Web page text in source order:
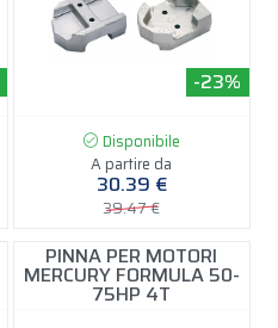
-23%
Disponibile
A partire da
30.39 €
39.47 €
PINNA PER MOTORI
MERCURY FORMULA 50-
75HP 4T